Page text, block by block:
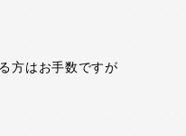
方はお手数ですが